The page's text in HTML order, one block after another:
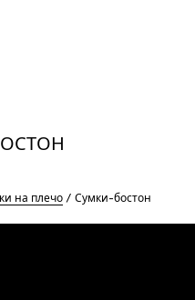
на плечо Сумки-бостон